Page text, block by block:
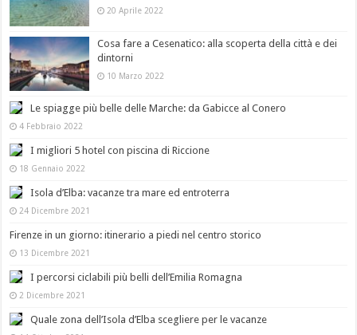
20 Aprile 2022
Cosa fare a Cesenatico: alla scoperta della città e dei
dintorni
10 Marzo 2022
Le spiagge più belle delle Marche: da Gabicce al Conero
4 Febbraio 2022
I migliori 5 hotel con piscina di Riccione
18 Gennaio 2022
Isola d’Elba: vacanze tra mare ed entroterra
24 Dicembre 2021
Firenze in un giorno: itinerario a piedi nel centro storico
13 Dicembre 2021
I percorsi ciclabili più belli dell’Emilia Romagna
2 Dicembre 2021
Quale zona dell’Isola d’Elba scegliere per le vacanze